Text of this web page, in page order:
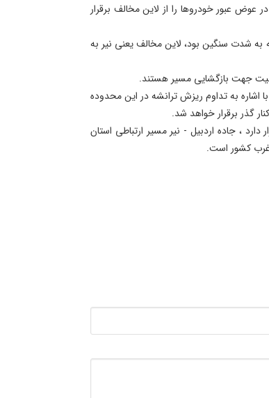
عبور خودروها را از لاین مخالف برقرار
شدت سنگین بود، لاین مخالف یعنی نیر به
جهت بازگشایی مسیر هستند.
اشاره به تداوم ریزش ترانشه در این محدوده
گذر برقرار خواهد شد.
قرار دارد ، جاده اردبیل - نیر مسیر ارتباطی استان
غرب کشور است.